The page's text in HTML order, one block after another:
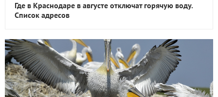
Где в Краснодаре в августе отключат горячую воду.
Список адресов